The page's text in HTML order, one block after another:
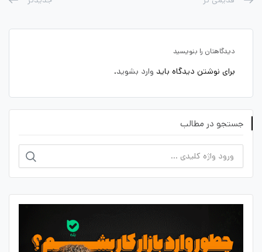
دیدگاهتان را بنویسید
برای نوشتن دیدگاه باید وارد بشوید.
جستجو در مطالب